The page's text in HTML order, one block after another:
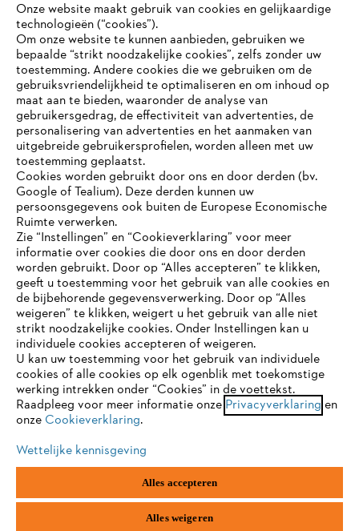
JE BROWSER WORDT NIET
ONDERSTEUND
Je gebruikt een browser die we nog niet ondersteunen. Om
onze website optimaal te kunnen gebruiken, raden we aan dat
je overschakelt op één van de volgende browsers:
firefox
safari edge
Onze website maakt gebruik van cookies en gelijkaardige
technologieën (“cookies”).
Om onze website te kunnen aanbieden, gebruiken we
bepaalde “strikt noodzakelijke cookies”, zelfs zonder uw
toestemming. Andere cookies die we gebruiken om de
gebruiksvriendelijkheid te optimaliseren en om inhoud op
maat aan te bieden, waaronder de analyse van
gebruikersgedrag, de effectiviteit van advertenties, de
personalisering van advertenties en het aanmaken van
uitgebreide gebruikersprofielen, worden alleen met uw
toestemming geplaatst.
Cookies worden gebruikt door ons en door derden (bv.
Google of Tealium). Deze derden kunnen uw
persoonsgegevens ook buiten de Europese Economische
Ruimte verwerken.
Zie “Instellingen” en “Cookieverklaring” voor meer
informatie over cookies die door ons en door derden
worden gebruikt. Door op “Alles accepteren” te klikken,
geeft u toestemming voor het gebruik van alle cookies en
de bijbehorende gegevensverwerking. Door op “Alles
weigeren” te klikken, weigert u het gebruik van alle niet
strikt noodzakelijke cookies. Onder Instellingen kan u
individuele cookies accepteren of weigeren.
U kan uw toestemming voor het gebruik van individuele
cookies of alle cookies op elk ogenblik met toekomstige
werking intrekken onder “Cookies” in de voettekst.
Raadpleeg voor meer informatie onze Privacyverklaring en
onze Cookieverklaring.
Wettelijke kennisgeving
Alles accepteren
Alles weigeren